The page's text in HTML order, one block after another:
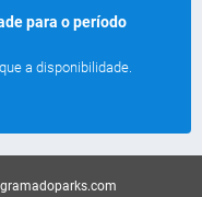
para o período
a disponibilidade.